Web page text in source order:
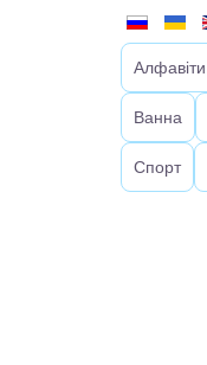
Алфавіти
Ванна
Спорт